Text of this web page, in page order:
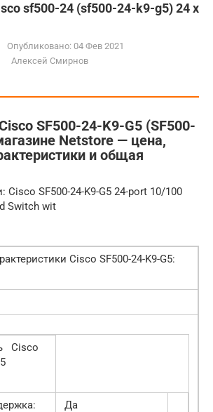
sf500-24 (sf500-24-k9-g5) 24 x
Опубликовано: 04 Фев 2021
Алексей Смирнов
SF500-24-K9-G5 (SF500-
Netstore — цена,
и общая
SF500-24-K9-G5 24-port 10/100
Switch wit
Cisco SF500-24-K9-G5:
Cisco
Да